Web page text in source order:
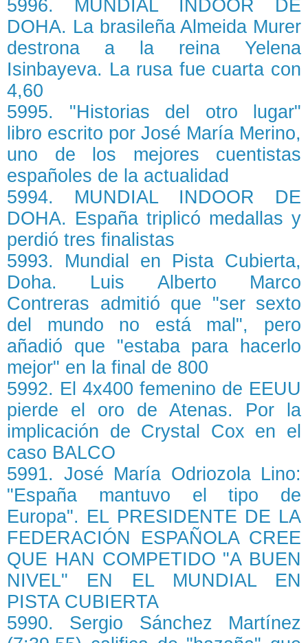
5996. MUNDIAL INDOOR DE
DOHA. La brasileña Almeida Murer
destrona a la reina Yelena
Isinbayeva. La rusa fue cuarta con
4,60
5995. "Historias del otro lugar"
libro escrito por José María Merino,
uno de los mejores cuentistas
españoles de la actualidad
5994. MUNDIAL INDOOR DE
DOHA. España triplicó medallas y
perdió tres finalistas
5993. Mundial en Pista Cubierta,
Doha. Luis Alberto Marco
Contreras admitió que "ser sexto
del mundo no está mal", pero
añadió que "estaba para hacerlo
mejor" en la final de 800
5992. El 4x400 femenino de EEUU
pierde el oro de Atenas. Por la
implicación de Crystal Cox en el
caso BALCO
5991. José María Odriozola Lino:
"España mantuvo el tipo de
Europa". EL PRESIDENTE DE LA
FEDERACIÓN ESPAÑOLA CREE
QUE HAN COMPETIDO "A BUEN
NIVEL" EN EL MUNDIAL EN
PISTA CUBIERTA
5990. Sergio Sánchez Martínez